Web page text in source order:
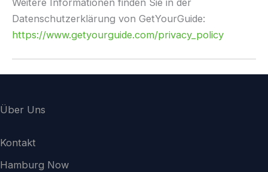
Datenschutzerklärung von GetYourGuide:
https://www.getyourguide.com/privacy_policy
Über Uns
Kontakt
Hamburg Now